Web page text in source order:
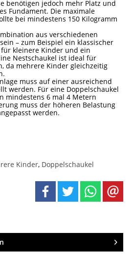
benötigen jedoch mehr Platz und
Fundament. Die maximale
bei mindestens 150 Kilogramm
aus verschiedenen
– zum Beispiel ein klassischer
kleinere Kinder und ein
Nestschaukel ist ideal für
da mehrere Kinder gleichzeitig
muss auf einer ausreichend
werden. Für eine Doppelschaukel
mindestens 6 mal 4 Metern
muss der höheren Belastung
werden.
Kinder, Doppelschaukel